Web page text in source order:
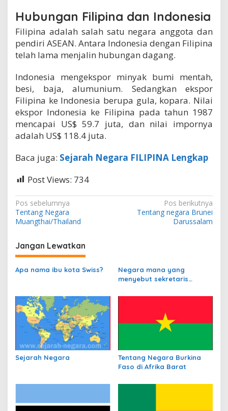
Hubungan Filipina dan Indonesia
Filipina adalah salah satu negara anggota dan
pendiri ASEAN. Antara Indonesia dengan Filipina
telah lama menjalin hubungan dagang.
Indonesia mengekspor minyak bumi mentah,
besi, baja, alumunium. Sedangkan ekspor
Filipina ke Indonesia berupa gula, kopara. Nilai
ekspor Indonesia ke Filipina pada tahun 1987
mencapai US$ 59.7 juta, dan nilai impornya
adalah US$ 118.4 juta.
Baca juga: Sejarah Negara FILIPINA Lengkap
Post Views: 734
N
a
i
g
a
i
p
s
Pos sebelumnya
Tentang Negara
Muangthai/Thailand
Pos berikutnya
Tentang negara Brunei
Darussalam
Jangan Lewatkan
Apa nama ibu kota Swiss?
Negara mana yang
menyebut sekretaris
perbendaharaannya
Sejarah Negara
Tentang Negara Burkina
Faso di Afrika Barat